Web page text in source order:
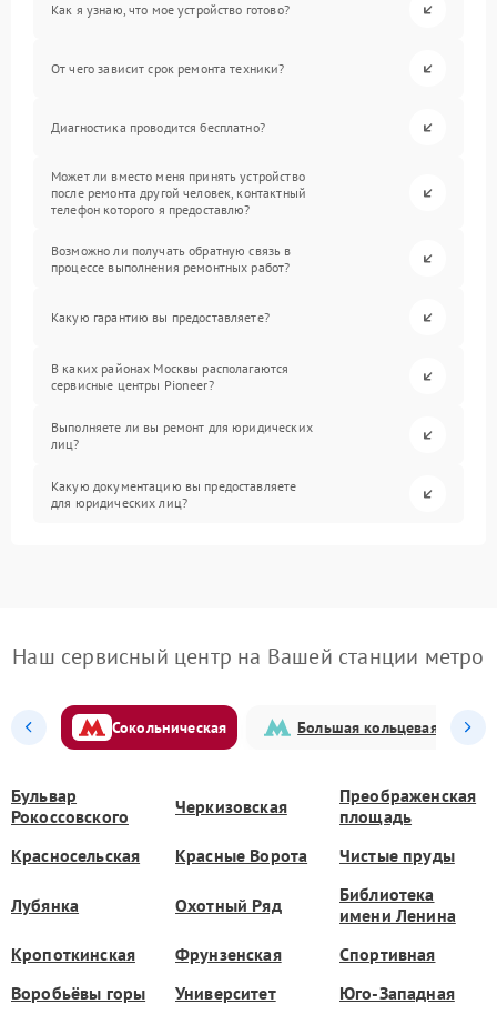
Как я узнаю, что мое устройство готово?
От чего зависит срок ремонта техники?
Диагностика проводится бесплатно?
Может ли вместо меня принять устройство
после ремонта другой человек, контактный
телефон которого я предоставлю?
Возможно ли получать обратную связь в
процессе выполнения ремонтных работ?
Какую гарантию вы предоставляете?
В каких районах Москвы располагаются
сервисные центры Pioneer?
Выполняете ли вы ремонт для юридических
лиц?
Какую документацию вы предоставляете
для юридических лиц?
Наш сервисный центр на Вашей станции метро
Сокольническая Большая кольцевая
Бульвар
Рокоссовского
Черкизовская
Преображенская
площадь
Красносельская
Красные Ворота Чистые пруды
Лубянка Охотный Ряд
Библиотека
имени Ленина
Кропоткинская
Фрунзенская
Спортивная
Воробьёвы горы
Университет Юго-Западная